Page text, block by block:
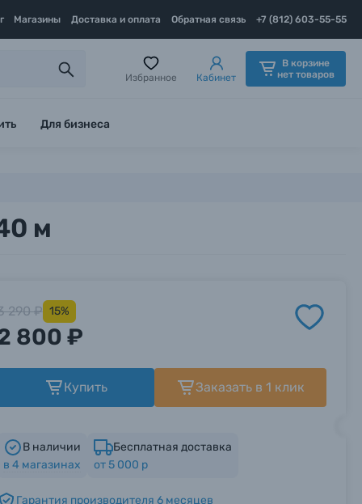
Магазины Доставка и оплата Обратная связь +7 (812) 603-55-55
Избранное Кабинет
В корзине
нет товаров
Для бизнеса
м
290 ₽ 15%
800 ₽
Купить Заказать в 1 клик
В наличии
в 4 магазинах
Бесплатная доставка
от 5 000 р
Гарантия производителя 6 месяцев